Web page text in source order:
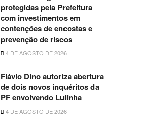
protegidas pela Prefeitura
com investimentos em
contenções de encostas e
prevenção de riscos
4 DE AGOSTO DE 2026
Flávio Dino autoriza abertura
de dois novos inquéritos da
PF envolvendo Lulinha
4 DE AGOSTO DE 2026